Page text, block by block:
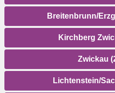
Breitenbrunn/
Kirchberg
Zwickau
Lichtenstein/